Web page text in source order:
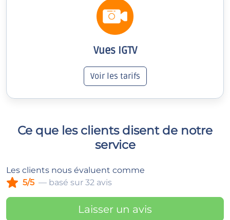
Vues IGTV
Voir les tarifs
Ce que les clients disent de notre
service
Les clients nous évaluent comme
5/5 — basé sur 32 avis
Laisser un avis